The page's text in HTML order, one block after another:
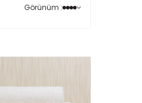
Görünüm :